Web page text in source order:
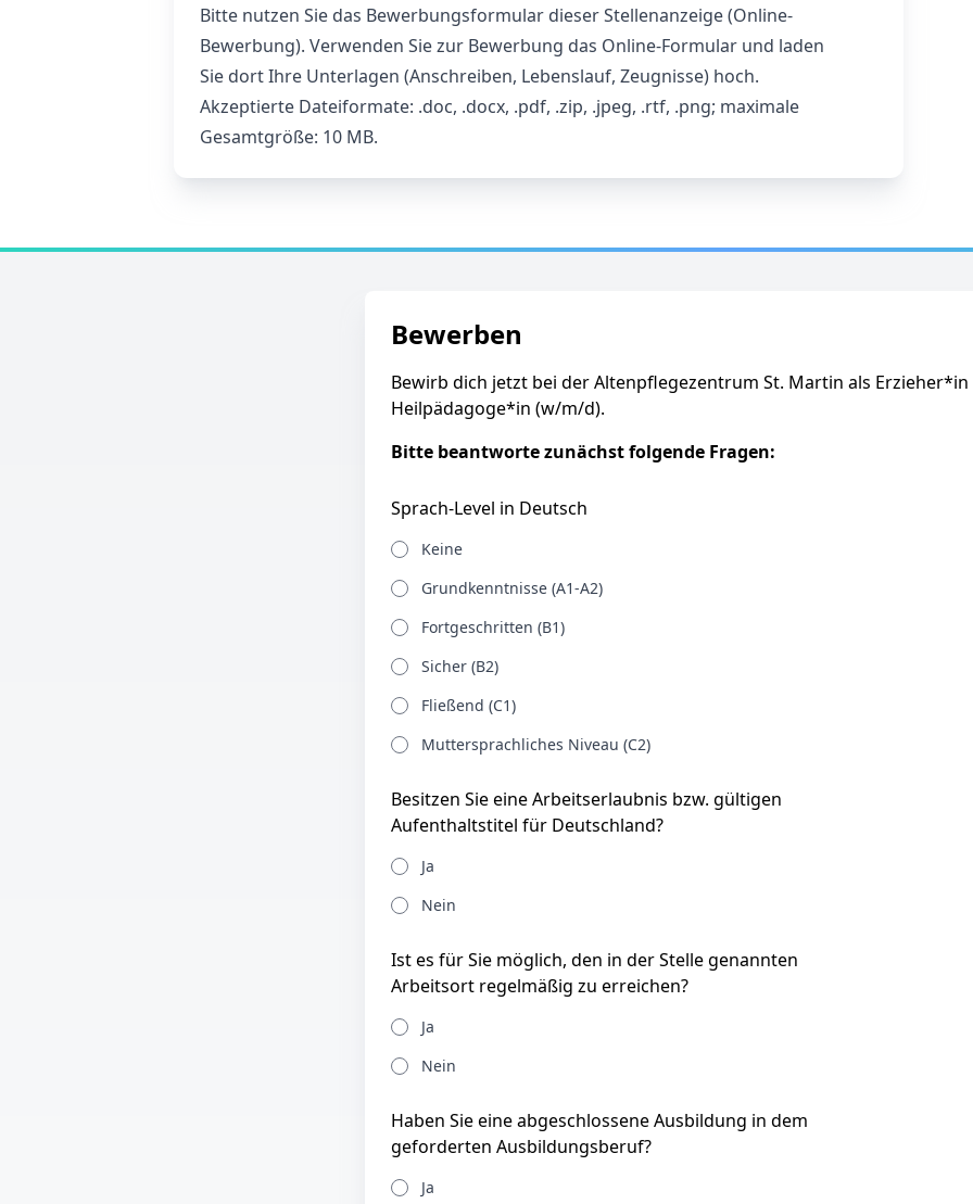
Bitte nutzen Sie das Bewerbungsformular dieser Stellenanzeige (Online-
Bewerbung). Verwenden Sie zur Bewerbung das Online-Formular und laden
Sie dort Ihre Unterlagen (Anschreiben, Lebenslauf, Zeugnisse) hoch.
Akzeptierte Dateiformate: .doc, .docx, .pdf, .zip, .jpeg, .rtf, .png; maximale
Gesamtgröße: 10 MB.
Bewerben
Bewirb dich jetzt bei der Altenpflegezentrum St. Martin als
Heilpädagoge*in (w/m/d).
Bitte beantworte zunächst folgende Fragen:
Sprach-Level in Deutsch
Keine
Grundkenntnisse (A1-A2)
Fortgeschritten (B1)
Sicher (B2)
Fließend (C1)
Muttersprachliches Niveau (C2)
Besitzen Sie eine Arbeitserlaubnis bzw. gültigen
Aufenthaltstitel für Deutschland?
Ja
Nein
Ist es für Sie möglich, den in der Stelle genannten
Arbeitsort regelmäßig zu erreichen?
Ja
Nein
Haben Sie eine abgeschlossene Ausbildung in dem
geforderten Ausbildungsberuf?
Ja